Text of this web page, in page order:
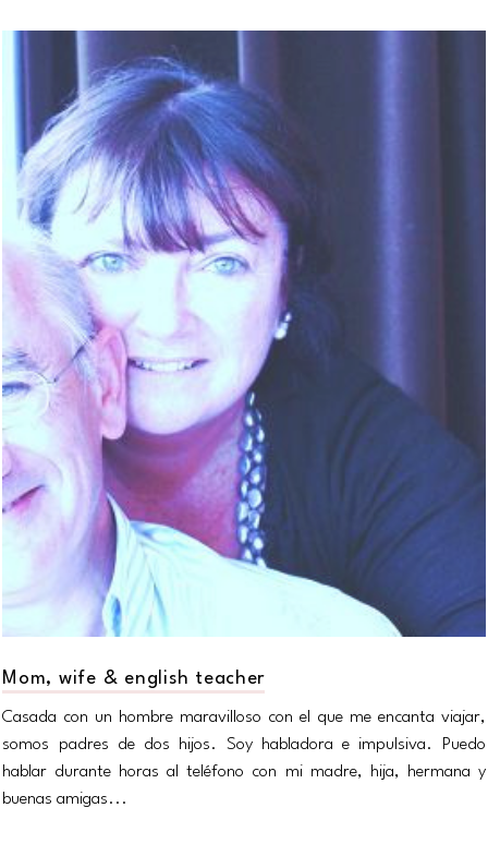
Mom, wife & english teacher
Casada con un hombre maravilloso con el que me encanta viajar,
somos padres de dos hijos. Soy habladora e impulsiva. Puedo
hablar durante horas al teléfono con mi madre, hija, hermana y
buenas amigas...